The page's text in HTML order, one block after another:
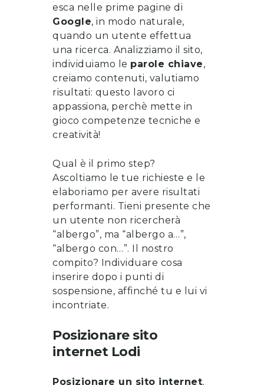
esca nelle prime pagine di
Google, in modo naturale,
quando un utente effettua
una ricerca. Analizziamo il sito,
individuiamo le parole chiave,
creiamo contenuti, valutiamo
risultati: questo lavoro ci
appassiona, perchè mette in
gioco competenze tecniche e
creatività!
Qual è il primo step?
Ascoltiamo le tue richieste e le
elaboriamo per avere risultati
performanti. Tieni presente che
un utente non ricercherà
“albergo”, ma “albergo a…”,
“albergo con…”. Il nostro
compito? Individuare cosa
inserire dopo i punti di
sospensione, affinché tu e lui vi
incontriate.
Posizionare sito
internet Lodi
Posizionare un sito internet,